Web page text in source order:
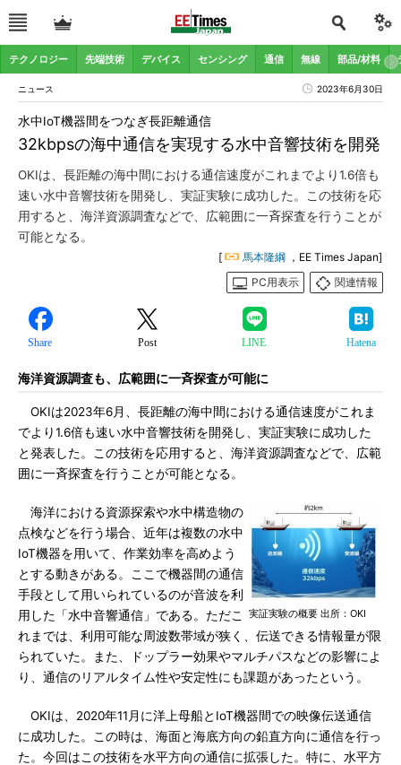
テクノロジー 先端技術 デバイス センシング 通信 無線 部品/材料
ニュース 2023年6月30日
32kbpsの海中通信を実現する水中音響技術を開発
水中IoT機器間をつなぎ長距離通信
OKIは、長距離の海中間における通信速度がこれまでより1.6倍も
速い水中音響技術を開発し、実証実験に成功した。この技術を応
用すると、海洋資源調査などで、広範囲に一斉探査を行うことが
可能となる。
[ 馬本隆綱 ，EE Times Japan]
PC用表示
関連情報
Share Post LINE Hatena
海洋資源調査も、広範囲に一斉探査が可能に
OKIは2023年6月、長距離の海中間における通信速度がこれま
でより1.6倍も速い水中音響技術を開発し、実証実験に成功した
と発表した。この技術を応用すると、海洋資源調査などで、広範
囲に一斉探査を行うことが可能となる。
実証実験の概要 出所：OKI
海洋における資源探索や水中構造物の
点検などを行う場合、近年は複数の水中
IoT機器を用いて、作業効率を高めよう
とする動きがある。ここで機器間の通信
手段として用いられているのが音波を利
用した「水中音響通信」である。ただこ
れまでは、利用可能な周波数帯域が狭く、伝送できる情報量が限
られていた。また、ドップラー効果やマルチパスなどの影響によ
り、通信のリアルタイム性や安定性にも課題があったという。
OKIは、2020年11月に洋上母船とIoT機器間での映像伝送通信
に成功した。この時は、海面と海底方向の鉛直方向に通信を行っ
た。今回はこの技術を水平方向の通信に拡張した。特に、水平方